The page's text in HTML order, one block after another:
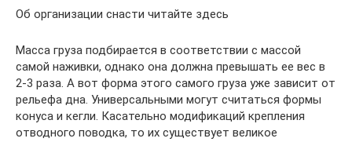
Об организации снасти читайте здесь
Масса груза подбирается в соответствии с массой
самой наживки, однако она должна превышать ее вес в
2-3 раза. А вот форма этого самого груза уже зависит от
рельефа дна. Универсальными могут считаться формы
конуса и кегли. Касательно модификаций крепления
отводного поводка, то их существует великое